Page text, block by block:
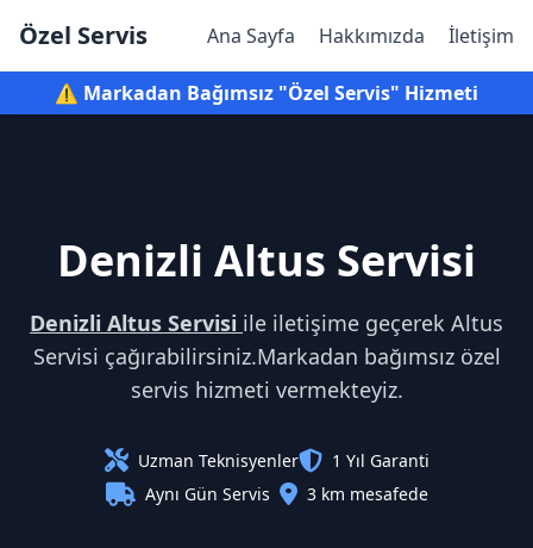
Özel Servis Ana Sayfa Hakkımızda İletişim
⚠️ Markadan Bağımsız "Özel Servis" Hizmeti
Denizli Altus Servisi
Denizli Altus Servisi ile iletişime geçerek Altus
Servisi çağırabilirsiniz.Markadan bağımsız özel
servis hizmeti vermekteyiz.
Uzman Teknisyenler
1 Yıl Garanti
Aynı Gün Servis
3 km mesafede